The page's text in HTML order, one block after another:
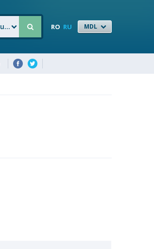
Produse chimice de uz casnic RO RU MDL